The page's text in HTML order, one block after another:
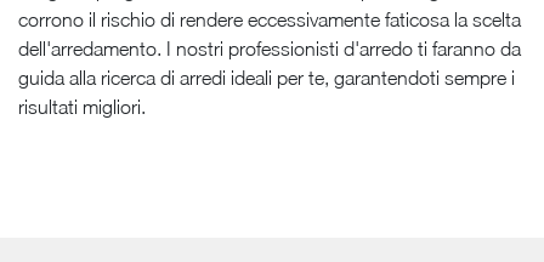
corrono il rischio di rendere eccessivamente faticosa la scelta
dell'arredamento. I nostri professionisti d'arredo ti faranno da
guida alla ricerca di arredi ideali per te, garantendoti sempre i
risultati migliori.